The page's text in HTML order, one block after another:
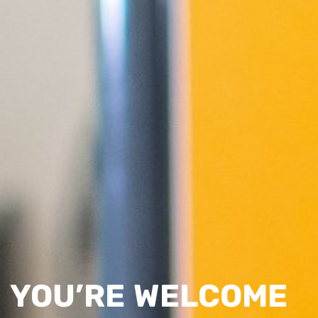
YOU’RE WELCOME